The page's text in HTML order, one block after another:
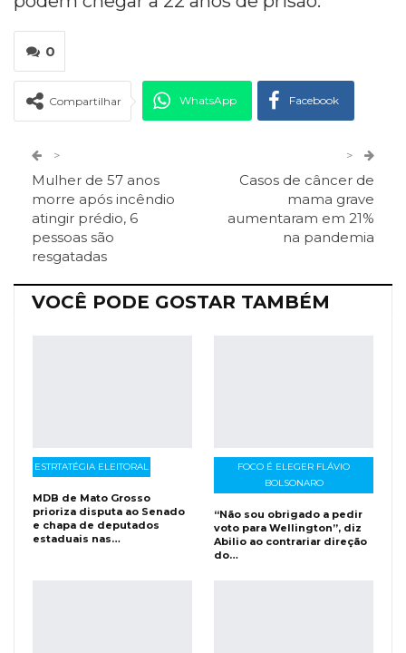
0
Compartilhar WhatsApp Facebook
Pinterest
Facebook Messenger O email
>
Mulher de 57 anos
morre após incêndio
atingir prédio, 6
pessoas são
resgatadas
>
Casos de câncer de
mama grave
aumentaram em 21%
na pandemia
VOCÊ PODE GOSTAR TAMBÉM
ESTRTATÉGIA ELEITORAL
MDB de Mato Grosso
prioriza disputa ao Senado
e chapa de deputados
estaduais nas…
FOCO É ELEGER FLÁVIO
BOLSONARO
“Não sou obrigado a pedir
voto para Wellington”, diz
Abilio ao contrariar direção
do…